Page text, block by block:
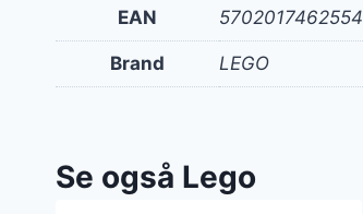
EAN 5702017462554
Brand LEGO
Se også Lego